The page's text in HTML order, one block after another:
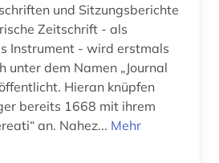
und Sitzungsberichte
Zeitschrift - als
Instrument - wird erstmals
unter dem Namen „Journal
Hieran knüpfen
bereits 1668 mit ihrem
an. Nahez... Mehr